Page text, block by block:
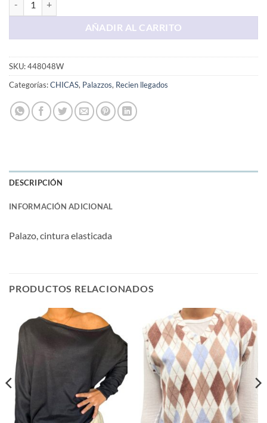
AÑADIR AL CARRITO
SKU:448048W
Categorías:CHICAS, Palazzos, Recien llegados
DESCRIPCIÓN
INFORMACIÓN ADICIONAL
Palazo, cintura elasticada
PRODUCTOS RELACIONADOS